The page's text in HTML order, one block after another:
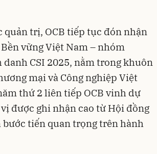
trị, OCB tiếp tục đón nhận
vững Việt Nam – nhóm
CSI 2025, nằm trong khuôn
mại và Công nghiệp Việt
thứ 2 liên tiếp OCB vinh dự
được ghi nhận cao từ Hội đồng
tiến quan trọng trên hành